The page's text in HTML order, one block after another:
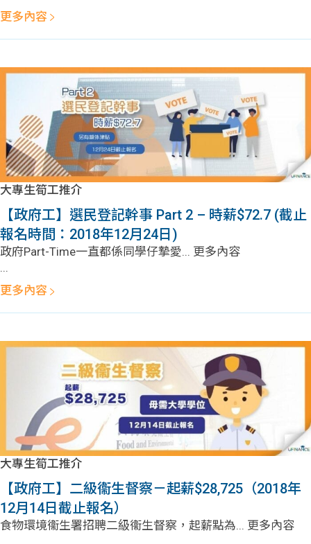
更多內容
大專生筍工推介
【政府工】選民登記幹事 Part 2 – 時薪$72.7 (截止
報名時間：2018年12月24日)
政府Part-Time一直都係同學仔摯愛... 更多內容
...
更多內容
大專生筍工推介
【政府工】二級衞生督察－起薪$28,725（2018年
12月14日截止報名）
食物環境衞生署招聘二級衞生督察，起薪點為... 更多內容